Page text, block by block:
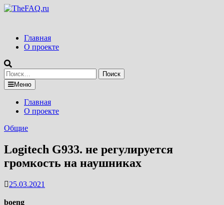
Перейти
Главная
О проекте
Найти:
Меню
Главная
О проекте
Общие
Logitech G933. не регулируется
громкость на наушниках
25.03.2021
boeng